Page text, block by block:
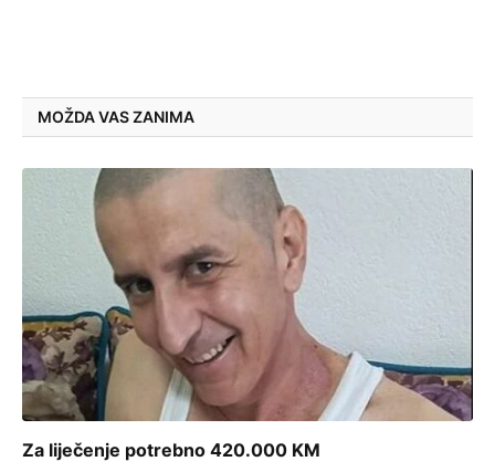
MOŽDA VAS ZANIMA
Za liječenje potrebno 420.000 KM